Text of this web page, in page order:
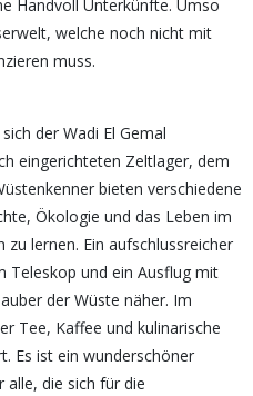
Handvoll Unterkünfte. Umso
welche noch nicht mit
muss.
der Wadi El Gemal
eingerichteten Zeltlager, dem
bieten verschiedene
Ökologie und das Leben im
lernen. Ein aufschlussreicher
Teleskop und ein Ausflug mit
der Wüste näher. Im
Tee, Kaffee und kulinarische
Es ist ein wunderschöner
alle, die sich für die